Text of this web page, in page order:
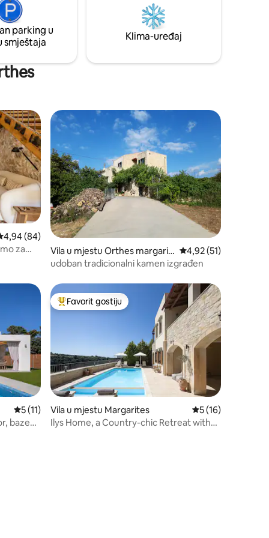
Izvanredno utočište za porodice ili
parove, vila prima do 7 gostiju sa stilom i
spokojem.
parking u
smještaja
Klima-uređaj
ocjena: 4,94 od 5, recenzija: 84
4,94 (84)
za
Vila u mjestu Orthes margarit
es
Prosječna ocjena:
4,92 (51)
udoban tradicionalni kamen izgrađen
Prosječna ocjena: 5 od 5, recenzija: 11
5 (11)
bazen,
Glavni favorit gostiju
Favorit gostiju
Vila u mjestu Margarites Prosječna ocjena:
5 (16)
Ilys Home, a Country-chic Retreat with